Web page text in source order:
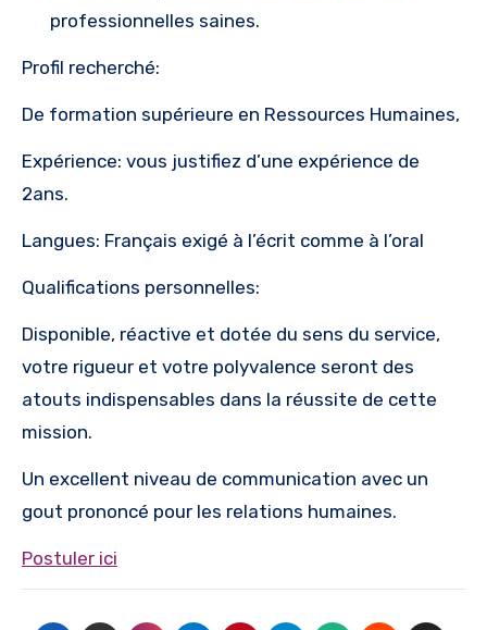
professionnelles saines.
Profil recherché:
De formation supérieure en Ressources Humaines,
Expérience: vous justifiez d’une expérience de
2ans.
Langues: Français exigé à l’écrit comme à l’oral
Qualifications personnelles:
Disponible, réactive et dotée du sens du service,
votre rigueur et votre polyvalence seront des
atouts indispensables dans la réussite de cette
mission.
Un excellent niveau de communication avec un
gout prononcé pour les relations humaines.
Postuler ici